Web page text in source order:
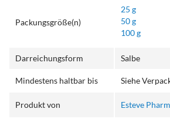
Packungsgröße(n)
25 g
50 g
100 g
Darreichungsform Salbe
Mindestens haltbar bis Siehe
Produkt von Esteve